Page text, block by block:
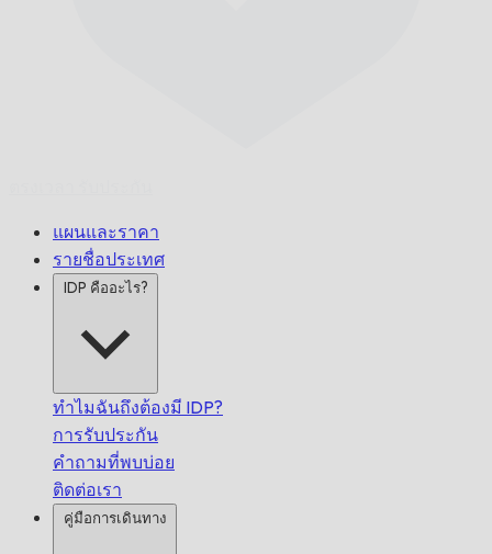
แผนและราคา
รายชื่อประเทศ
IDP คืออะไร?
ทำไมฉันถึงต้องมี IDP?
การรับประกัน
คำถามที่พบบ่อย
ติดต่อเรา
คู่มือการเดินทาง